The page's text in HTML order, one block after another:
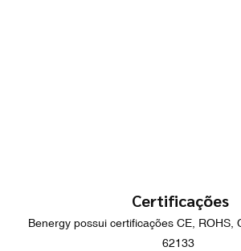
Certificações
Benergy possui certificações CE, ROHS,
62133